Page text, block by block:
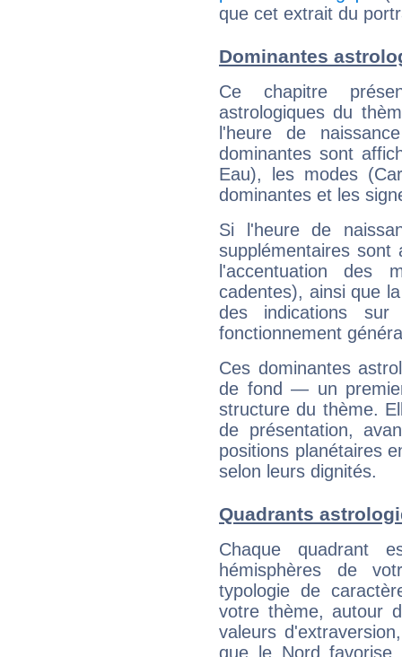
que cet extrait du
Dominantes
Ce chapitre
astrologiques du
l'heure de
dominantes sont
Eau), les modes
dominantes et les
Si l'heure de
supplémentaires sont
l'accentuation des
cadentes), ainsi que
des indications sur
fonctionnement
Ces dominantes
de fond — un
structure du thème.
de présentation,
positions planétaires
selon leurs dignités.
Quadrants
Chaque quadrant
hémisphères de
typologie de
votre thème, autour
valeurs
que le Nord favorise